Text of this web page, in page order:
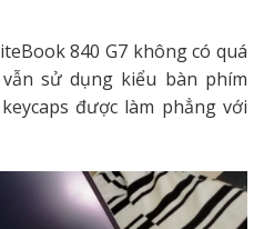
840 G7 không có quá
sử dụng kiểu bàn phím
được làm phẳng với